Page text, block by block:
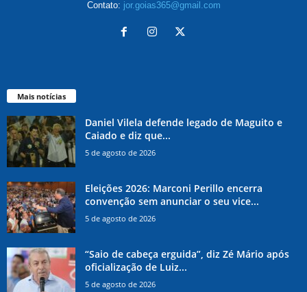
Contato: jor.goias365@gmail.com
Mais notícias
Daniel Vilela defende legado de Maguito e
Caiado e diz que...
5 de agosto de 2026
Eleições 2026: Marconi Perillo encerra
convenção sem anunciar o seu vice...
5 de agosto de 2026
“Saio de cabeça erguida”, diz Zé Mário após
oficialização de Luiz...
5 de agosto de 2026